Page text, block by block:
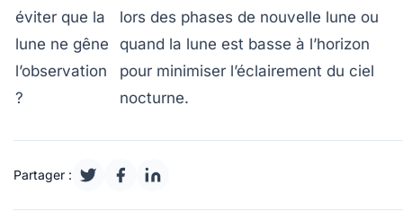
éviter que la
lune ne gêne
l’observation
?
lors des phases de nouvelle lune ou
quand la lune est basse à l’horizon
pour minimiser l’éclairement du ciel
nocturne.
Partager :